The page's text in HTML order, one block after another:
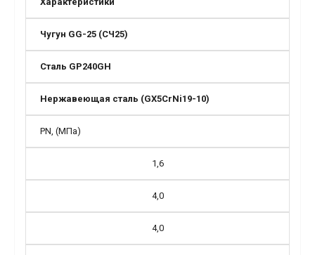
Чугун GG-25 (СЧ25)
Сталь GP240GH
Нержавеющая сталь (GX5CrNi19-10)
PN, (МПа)
1,6
4,0
4,0